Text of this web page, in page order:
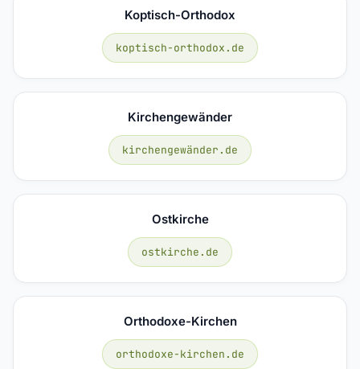
Koptisch-Orthodox
koptisch-orthodox.de
Kirchengewänder
kirchengewänder.de
Ostkirche
ostkirche.de
Orthodoxe-Kirchen
orthodoxe-kirchen.de